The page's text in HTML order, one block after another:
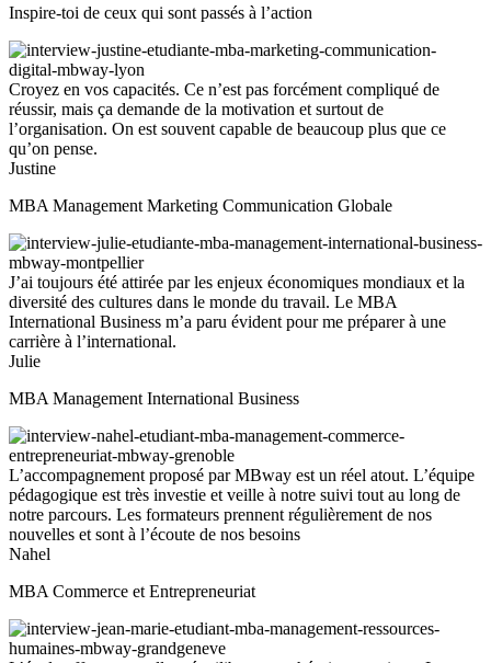
Inspire-toi de ceux qui sont passés à l’action
Croyez en vos capacités. Ce n’est pas forcément compliqué de
réussir, mais ça demande de la motivation et surtout de
l’organisation. On est souvent capable de beaucoup plus que ce
qu’on pense.
Justine
MBA Management Marketing Communication Globale
J’ai toujours été attirée par les enjeux économiques mondiaux et la
diversité des cultures dans le monde du travail. Le MBA
International Business m’a paru évident pour me préparer à une
carrière à l’international.
Julie
MBA Management International Business
L’accompagnement proposé par MBway est un réel atout. L’équipe
pédagogique est très investie et veille à notre suivi tout au long de
notre parcours. Les formateurs prennent régulièrement de nos
nouvelles et sont à l’écoute de nos besoins
Nahel
MBA Commerce et Entrepreneuriat